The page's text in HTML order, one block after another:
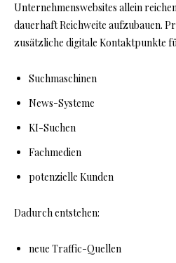
Unternehmenswebsites allein
dauerhaft Reichweite aufzubauen.
zusätzliche digitale Kontaktpunkte
Suchmaschinen
News-Systeme
KI-Suchen
Fachmedien
potenzielle Kunden
Dadurch entstehen:
neue Traffic-Quellen